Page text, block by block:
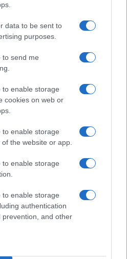
data to be sent to
purposes.
to send me
to enable storage
cookies on web or
to enable storage
the website or app.
to enable storage
to enable storage
authentication
and other
regionali di basket
76ers: la possibile reunion